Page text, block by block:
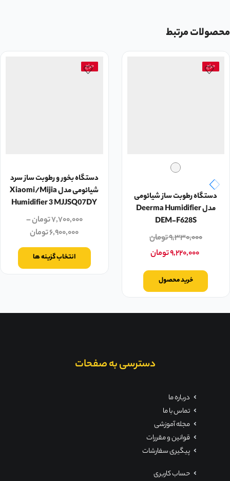
محصولات مرتبط
حراج
دستگاه رطوبت ساز شیائومی
مدل Deerma Humidifier
DEM-F628S
۹,۳۳۰,۰۰۰تومان
۹,۲۲۰,۰۰۰تومان
خرید محصول
حراج
دستگاه بخور و رطوبت ساز سرد
شیائومی مدل Xiaomi/Mijia
Humidifier 3 MJJSQ07DY
۷,۷۰۰,۰۰۰تومان–
۶,۹۰۰,۰۰۰تومان
انتخاب گزینه ها
دسترسی به صفحات
درباره ما
تماس با ما
مجله آموزشی
قوانین و مقررات
پیگیری سفارشات
حساب کاربری